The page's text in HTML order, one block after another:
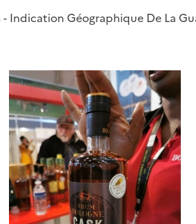
- Indication Géographique De La